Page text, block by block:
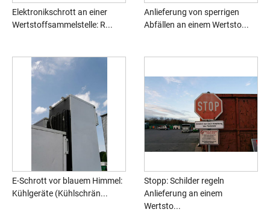
Elektronikschrott an einer
Wertstoffsammelstelle: R...
Anlieferung von sperrigen
Abfällen an einem Wertsto...
E-Schrott vor blauem Himmel:
Kühlgeräte (Kühlschrän...
Stopp: Schilder regeln
Anlieferung an einem
Wertsto...